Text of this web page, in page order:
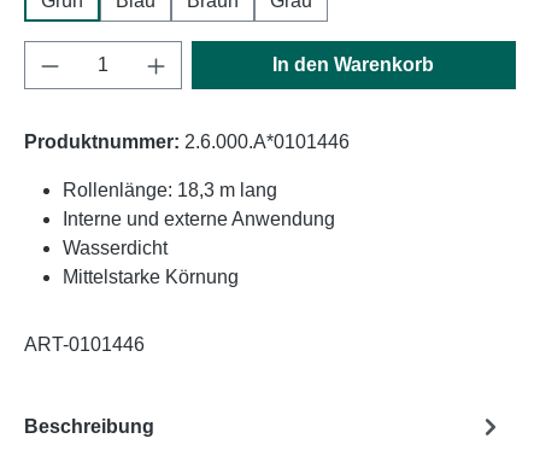
Produkt Anzahl: Gib den gewünschten
In den Warenkorb
Produktnummer: 2.6.000.A*0101446
Rollenlänge: 18,3 m lang
Interne und externe Anwendung
Wasserdicht
Mittelstarke Körnung
ART-0101446
Beschreibung